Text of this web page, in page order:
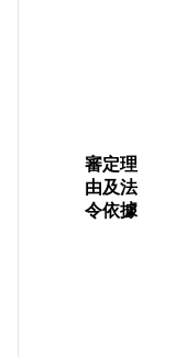
審定理
由及法
令依據